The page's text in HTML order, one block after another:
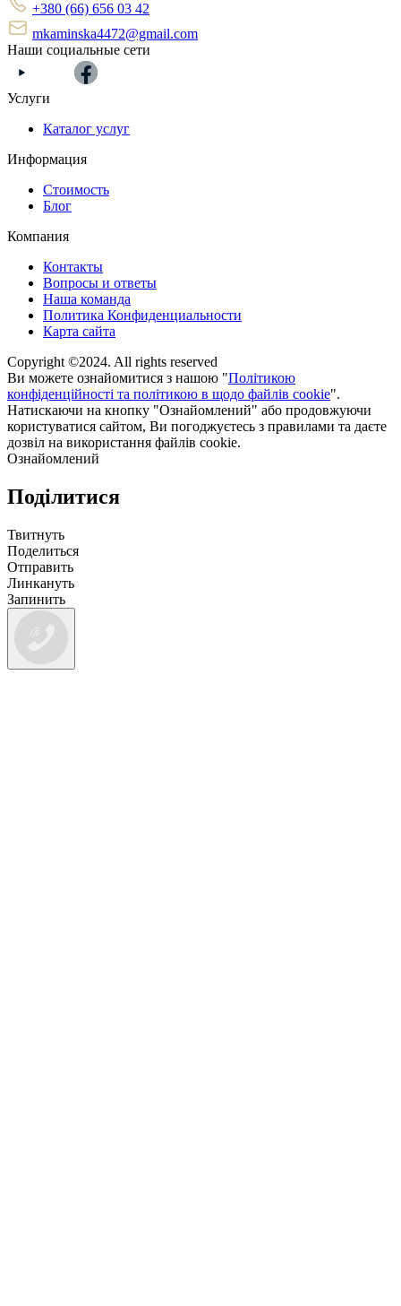
+380 (66) 656 03 42
mkaminska4472@gmail.com
Наши социальные сети
Услуги
Каталог услуг
Информация
Стоимость
Блог
Компания
Контакты
Вопросы и ответы
Наша команда
Политика Конфиденциальности
Карта сайта
Copyright ©2024. All rights reserved
Ви можете ознайомитися з нашою "Політикою
конфіденційності та політикою в щодо файлів cookie".
Натискаючи на кнопку "Ознайомлений" або продовжуючи
користуватися сайтом, Ви погоджуєтесь з правилами та даєте
дозвіл на використання файлів cookie.
Ознайомлений
Поділитися
Твитнуть
Поделиться
Отправить
Линкануть
Запинить